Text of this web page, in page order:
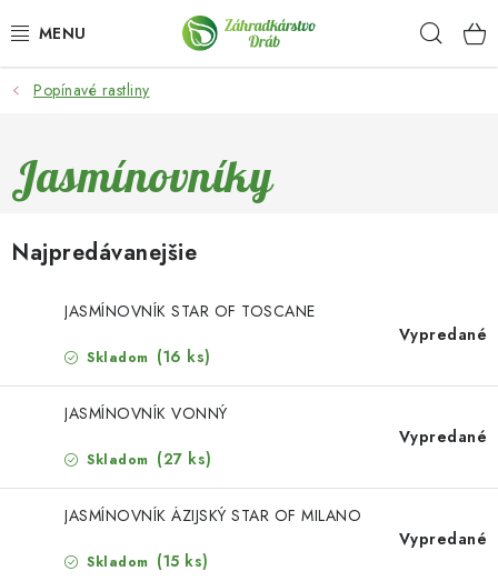
na
OKRASNÉ DREVINY
OVOCNÉ STROMY
KVETY A BYLINKY
SADIVÁ
CHÉMIA
Popínavé rastliny
Jasmínovníky
Najpredávanejšie
JASMÍNOVNÍK STAR OF TOSCANE
Skladom (16 ks)
Vypredané
JASMÍNOVNÍK VONNÝ
Skladom (27 ks)
Vypredané
JASMÍNOVNÍK ÁZIJSKÝ STAR OF MILANO
Skladom (15 ks)
Vypredané